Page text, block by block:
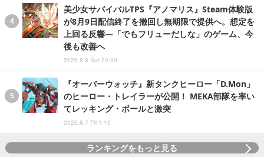
美少女サバイバルTPS『アノマリス』Steam体験版
が8月9日配信終了を撤回し無期限で提供へ。想定を
上回る反響―「でもフリューだしな」のゲーム、今
後も改善へ
2026.8.8 Sat 20:00
『オーバーウォッチ』新タンクヒーロー「D.Mon」
のヒーロー・トレイラーが公開！ MEKA部隊を率い
てレッキング・ボールと激突
2026.8.7 Fri 1:15
ランキングをもっと見る